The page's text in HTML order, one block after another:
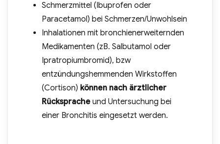
Schmerzmittel (Ibuprofen oder
Paracetamol) bei Schmerzen/Unwohlsein
Inhalationen mit bronchienerweiternden
Medikamenten (zB. Salbutamol oder
Ipratropiumbromid), bzw
entzündungshemmenden Wirkstoffen
(Cortison) können nach ärztlicher
Rückspracheund Untersuchung bei
einer Bronchitis eingesetzt werden.